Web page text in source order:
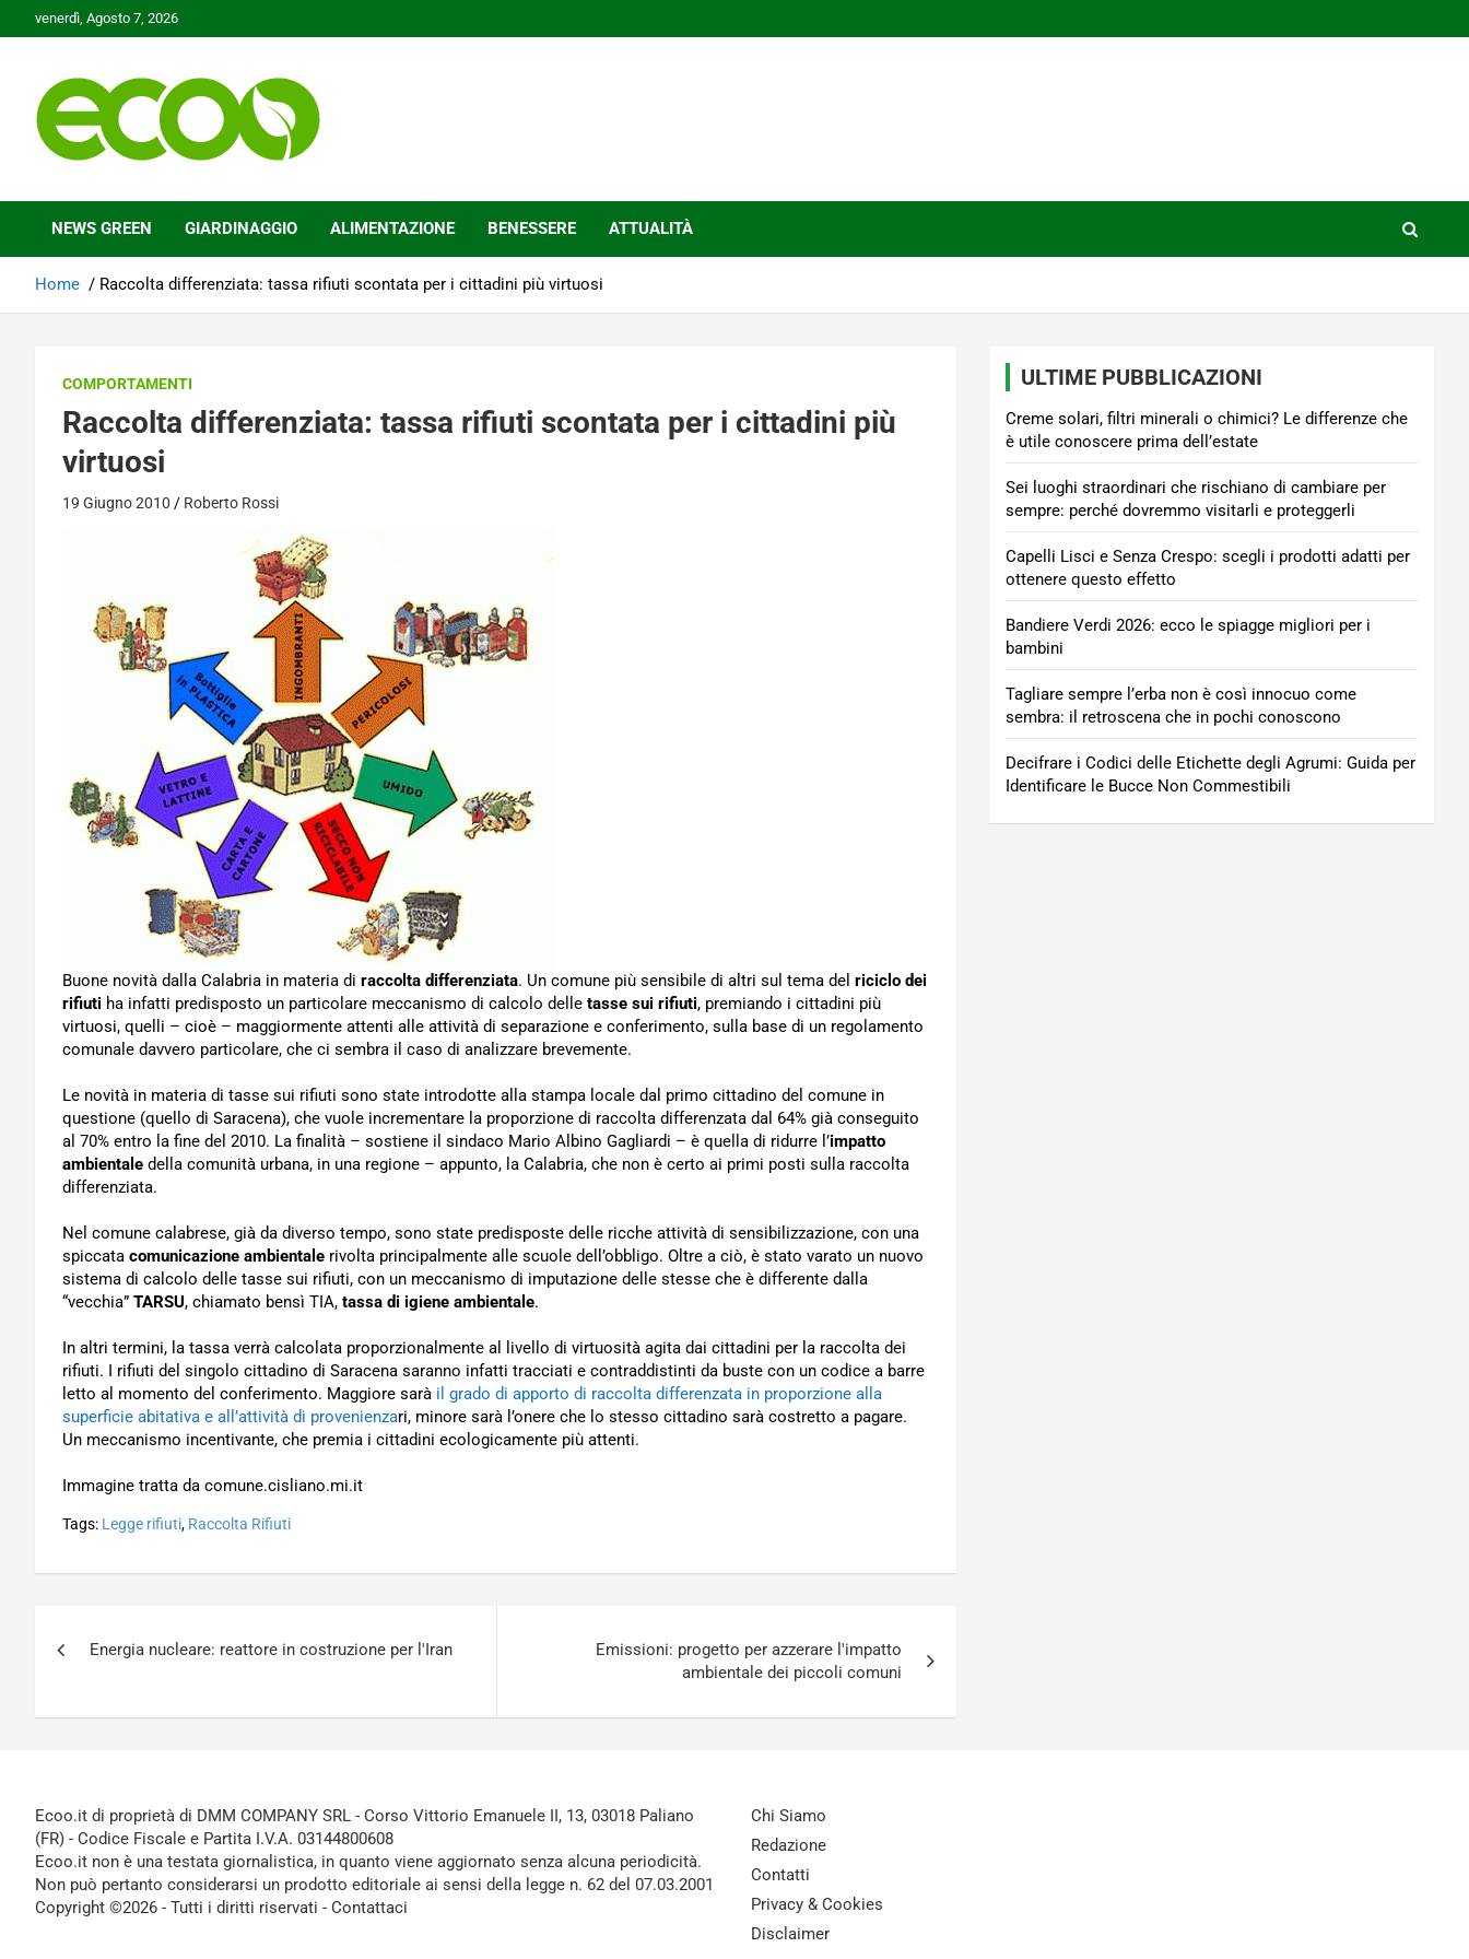
to
venerdì, Agosto 7, 2026
Ecoo.it
NEWS GREEN GIARDINAGGIO ALIMENTAZIONE BENESSERE ATTUALITÀ
Home Raccolta differenziata: tassa rifiuti scontata per i cittadini più virtuosi
COMPORTAMENTI
Raccolta differenziata: tassa rifiuti scontata per i cittadini più
virtuosi
19 Giugno 2010 Roberto Rossi
Buone novità dalla Calabria in materia di raccolta differenziata. Un comune più sensibile di altri sul tema del riciclo dei
rifiuti ha infatti predisposto un particolare meccanismo di calcolo delle tasse sui rifiuti, premiando i cittadini più
virtuosi, quelli – cioè – maggiormente attenti alle attività di separazione e conferimento, sulla base di un regolamento
comunale davvero particolare, che ci sembra il caso di analizzare brevemente.
Le novità in materia di tasse sui rifiuti sono state introdotte alla stampa locale dal primo cittadino del comune in
questione (quello di Saracena), che vuole incrementare la proporzione di raccolta differenzata dal 64% già conseguito
al 70% entro la fine del 2010. La finalità – sostiene il sindaco Mario Albino Gagliardi – è quella di ridurre l’impatto
ambientale della comunità urbana, in una regione – appunto, la Calabria, che non è certo ai primi posti sulla raccolta
differenziata.
Nel comune calabrese, già da diverso tempo, sono state predisposte delle ricche attività di sensibilizzazione, con una
spiccata comunicazione ambientale rivolta principalmente alle scuole dell’obbligo. Oltre a ciò, è stato varato un nuovo
sistema di calcolo delle tasse sui rifiuti, con un meccanismo di imputazione delle stesse che è differente dalla
“vecchia” TARSU, chiamato bensì TIA, tassa di igiene ambientale.
In altri termini, la tassa verrà calcolata proporzionalmente al livello di virtuosità agita dai cittadini per la raccolta dei
rifiuti. I rifiuti del singolo cittadino di Saracena saranno infatti tracciati e contraddistinti da buste con un codice a barre
letto al momento del conferimento. Maggiore sarà il grado di apporto di raccolta differenzata in proporzione alla
superficie abitativa e all’attività di provenienzari, minore sarà l’onere che lo stesso cittadino sarà costretto a pagare.
Un meccanismo incentivante, che premia i cittadini ecologicamente più attenti.
Immagine tratta da comune.cisliano.mi.it
Tags: Legge rifiuti, Raccolta Rifiuti
articoli
Energia nucleare: reattore in costruzione per l'Iran
Emissioni: progetto per azzerare l'impatto
ambientale dei piccoli comuni
ULTIME PUBBLICAZIONI
Creme solari, filtri minerali o chimici? Le differenze che
è utile conoscere prima dell’estate
Sei luoghi straordinari che rischiano di cambiare per
sempre: perché dovremmo visitarli e proteggerli
Capelli Lisci e Senza Crespo: scegli i prodotti adatti per
ottenere questo effetto
Bandiere Verdi 2026: ecco le spiagge migliori per i
bambini
Tagliare sempre l’erba non è così innocuo come
sembra: il retroscena che in pochi conoscono
Decifrare i Codici delle Etichette degli Agrumi: Guida per
Identificare le Bucce Non Commestibili
Ecoo.it di proprietà di DMM COMPANY SRL - Corso Vittorio Emanuele II, 13, 03018 Paliano
(FR) - Codice Fiscale e Partita I.V.A. 03144800608
Ecoo.it non è una testata giornalistica, in quanto viene aggiornato senza alcuna periodicità.
Non può pertanto considerarsi un prodotto editoriale ai sensi della legge n. 62 del 07.03.2001
Copyright ©2026 - Tutti i diritti riservati - Contattaci
Chi Siamo
Redazione
Contatti
Privacy & Cookies
Disclaimer